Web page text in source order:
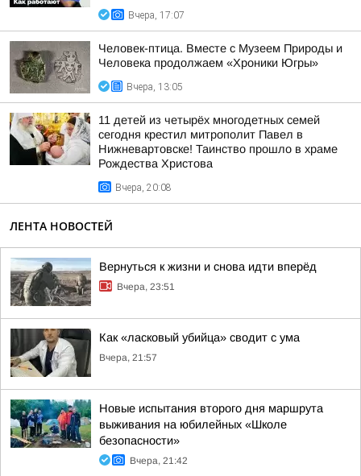
Вчера, 17:07
Человек-птица. Вместе с Музеем Природы и
Человека продолжаем «Хроники Югры»
Вчера, 13:05
11 детей из четырёх многодетных семей
сегодня крестил митрополит Павел в
Нижневартовске! Таинство прошло в храме
Рождества Христова
Вчера, 20:08
ЛЕНТА НОВОСТЕЙ
Вернуться к жизни и снова идти вперёд
Вчера, 23:51
Как «ласковый убийца» сводит с ума
Вчера, 21:57
Новые испытания второго дня маршрута
выживания на юбилейных «Школе
безопасности»
Вчера, 21:42